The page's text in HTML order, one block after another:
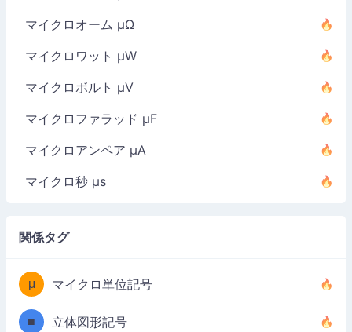
マイクロオーム µΩ
マイクロワット µW
マイクロボルト µV
マイクロファラッド µF
マイクロアンペア µA
マイクロ秒 µs
関係タグ
μ マイクロ単位記号
■ 立体図形記号